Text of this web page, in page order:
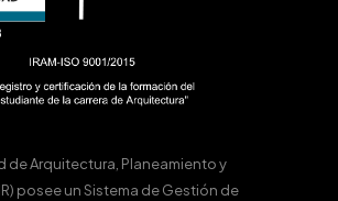
de Arquitectura, Planeamiento y
posee un Sistema de Gestión de